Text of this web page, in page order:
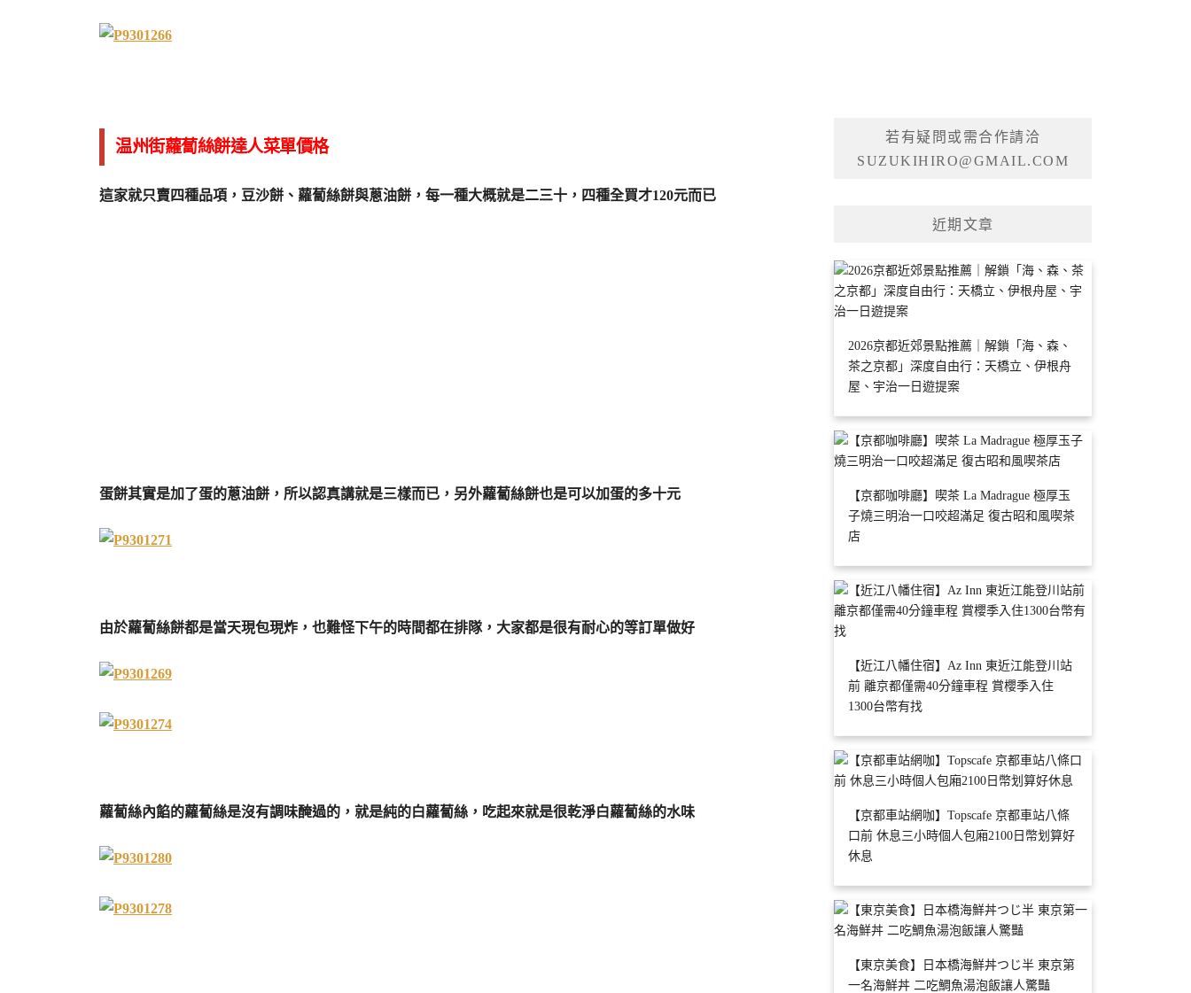
温州街蘿蔔絲餅達人菜單價格
這家就只賣四種品項，豆沙餅、蘿蔔絲餅與蔥油餅，每一種大概就是二三十，四種全買才120元而已
蛋餅其實是加了蛋的蔥油餅，所以認真講就是三樣而已，另外蘿蔔絲餅也是可以加蛋的多十元
由於蘿蔔絲餅都是當天現包現炸，也難怪下午的時間都在排隊，大家都是很有耐心的等訂單做好
蘿蔔絲內餡的蘿蔔絲是沒有調味醃過的，就是純的白蘿蔔絲，吃起來就是很乾淨白蘿蔔絲的水味
若有疑問或需合作請洽
SUZUKIHIRO@GMAIL.COM
近期文章
2026京都近郊景點推薦｜解鎖「海、森、
茶之京都」深度自由行：天橋立、伊根舟
屋、宇治一日遊提案
【京都咖啡廳】喫茶 La Madrague 極厚玉
子燒三明治一口咬超滿足 復古昭和風喫茶
店
【近江八幡住宿】Az Inn 東近江能登川站
前 離京都僅需40分鐘車程 賞櫻季入住
1300台幣有找
【京都車站網咖】Topscafe 京都車站八條
口前 休息三小時個人包廂2100日幣划算好
休息
【東京美食】日本橋海鮮丼つじ半 東京第
一名海鮮丼 二吃鯛魚湯泡飯讓人驚豔